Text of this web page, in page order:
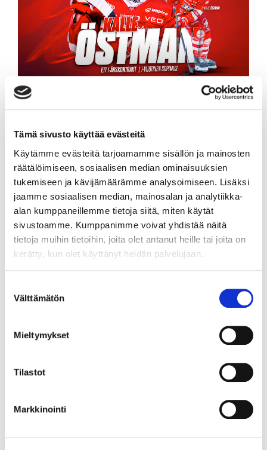
Tämä sivusto käyttää evästeitä
Käytämme evästeitä tarjoamamme sisällön ja mainosten
räätälöimiseen, sosiaalisen median ominaisuuksien
tukemiseen ja kävijämäärämme analysoimiseen. Lisäksi
jaamme sosiaalisen median, mainosalan ja analytiikka-
alan kumppaneillemme tietoja siitä, miten käytät
sivustoamme. Kumppanimme voivat yhdistää näitä
tietoja muihin tietoihin, joita olet antanut heille tai joita on
kerätty, kun olet käyttänyt heidän palvelujaan.
valinta
Välttämätön
Mieltymykset
Tilastot
Markkinointi
RUOTSALAISHYÖKKÄÄJÄ KALLE ÖSTMAN
SPORTIIN
ÅKERSTRÖM SPORTIIN